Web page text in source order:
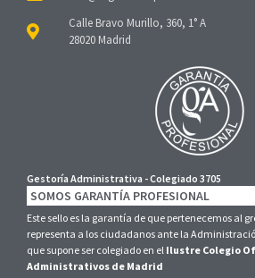
Calle Bravo Murillo, 360, 1° A
28020 Madrid
Gestoría Administrativa - Colegiado 3705
SOMOS GARANTÍA PROFESIONAL
Este sello es la garantía de que pertenecemos al
representa a los ciudadanos ante la
que supone ser colegiado en el Ilustre Colegio
Administrativos de Madrid